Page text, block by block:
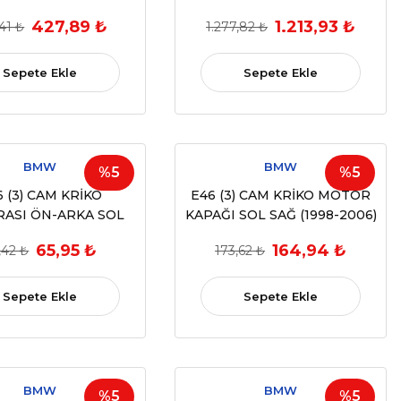
₺ 427,89 ₺
Sepete Ekle
97000000000, 6991Z1)
1.277,82 ₺ 1.213,93 ₺
Sepete Ekle
%5
BMW
(3) CAM KRİKO
ÖN-ARKA SOL
51338254914
UYUMLU)
₺ 65,95 ₺
Sepete Ekle
%5
BMW
E46 (3) CAM KRİKO MOTOR
KAPAĞI SOL SAĞ (1998-2006)
51338254914 UYUMLU)
173,62 ₺ 164,94 ₺
Sepete Ekle
%5
BMW %5
BMW